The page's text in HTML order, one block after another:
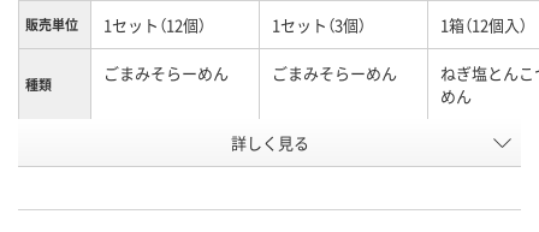
販売単位 1セット（12個） 1セット（3個） 1箱（12個入）
種類 ごまみそらーめん ごまみそらーめん
ねぎ塩とんこ
めん
XJ01108 KR32153
詳しく見る